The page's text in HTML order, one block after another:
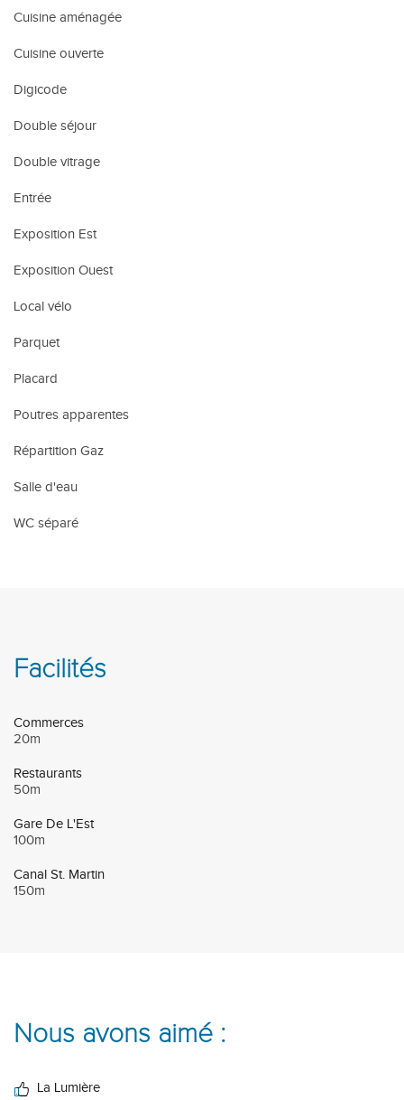
Cuisine aménagée
Cuisine ouverte
Digicode
Double séjour
Double vitrage
Entrée
Exposition Est
Exposition Ouest
Local vélo
Parquet
Placard
Poutres apparentes
Répartition Gaz
Salle d'eau
WC séparé
Facilités
Commerces
20m
Restaurants
50m
Gare De L'Est
100m
Canal St. Martin
150m
Nous avons aimé :
La Lumière